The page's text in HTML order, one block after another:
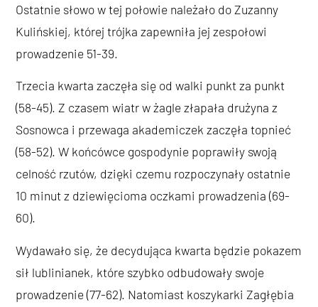
Ostatnie słowo w tej połowie należało do Zuzanny
Kulińskiej, której trójka zapewniła jej zespołowi
prowadzenie 51-39.
Trzecia kwarta zaczęła się od walki punkt za punkt
(58-45). Z czasem wiatr w żagle złapała drużyna z
Sosnowca i przewaga akademiczek zaczęła topnieć
(58-52). W końcówce gospodynie poprawiły swoją
celność rzutów, dzięki czemu rozpoczynały ostatnie
10 minut z dziewięcioma oczkami prowadzenia (69-
60).
Wydawało się, że decydująca kwarta będzie pokazem
sił lublinianek, które szybko odbudowały swoje
prowadzenie (77-62). Natomiast koszykarki Zagłębia